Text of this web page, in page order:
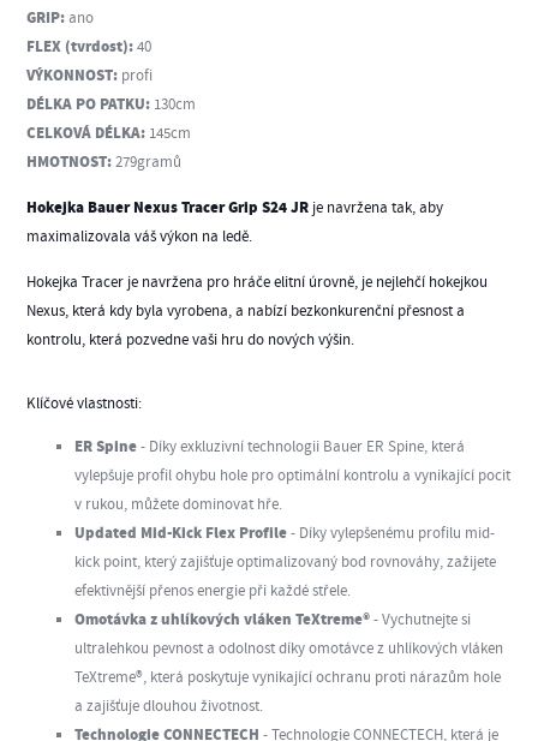
GRIP: ano
FLEX (tvrdost):40
VÝKONNOST: profi
DÉLKA PO PATKU: 130cm
CELKOVÁ DÉLKA: 145cm
HMOTNOST:279gramů
Hokejka Bauer Nexus Tracer Grip S24 JR je navržena tak, aby
maximalizovala váš výkon na ledě.
Hokejka Tracer je navržena pro hráče elitní úrovně, je nejlehčí hokejkou
Nexus, která kdy byla vyrobena, a nabízí bezkonkurenční přesnost a
kontrolu, která pozvedne vaši hru do nových výšin.
Klíčové vlastnosti:
ER Spine- Díky exkluzivní technologii Bauer ER Spine, která
vylepšuje profil ohybu hole pro optimální kontrolu a vynikající pocit
v rukou, můžete dominovat hře.
Updated Mid-Kick Flex Profile- Díky vylepšenému profilu mid-
kick point, který zajišťuje optimalizovaný bod rovnováhy, zažijete
efektivnější přenos energie při každé střele.
Omotávka z uhlíkových vláken TeXtreme®- Vychutnejte si
ultralehkou pevnost a odolnost díky omotávce z uhlíkových vláken
TeXtreme®, která poskytuje vynikající ochranu proti nárazům hole
a zajišťuje dlouhou životnost.
Technologie CONNECTECH - Technologie CONNECTECH, která je